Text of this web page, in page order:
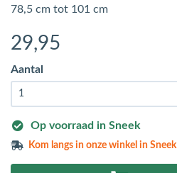
78,5 cm tot 101 cm
29,95
Aantal
Op voorraad in Sneek
Kom langs inonze winkel in Sneek